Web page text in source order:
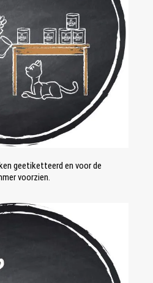
geetiketteerd en voor de
voorzien.